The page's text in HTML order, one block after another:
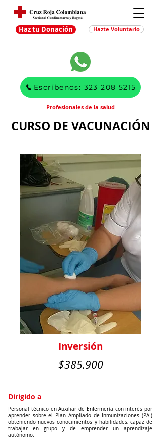
Haz tu Donación Hazte Voluntario
Escríbenos: 323 208 5215
Profesionales de la salud
CURSO DE VACUNACIÓN
Inversión
$385.900
Dirigido a
Personal técnico en Auxiliar de Enfermería con interés por
aprender sobre el Plan Ampliado de Inmunizaciones (PAI)
obteniendo nuevos conocimientos y habilidades, capaz de
trabajar en grupo y de emprender un aprendizaje
autónomo.